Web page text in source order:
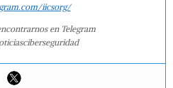
iicsorg/
en Telegram